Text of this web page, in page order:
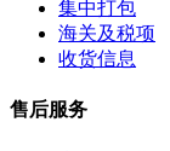
集中打包
海关及税项
收货信息
售后服务